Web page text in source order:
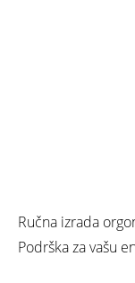
Ručna izrada
Podrška za vašu